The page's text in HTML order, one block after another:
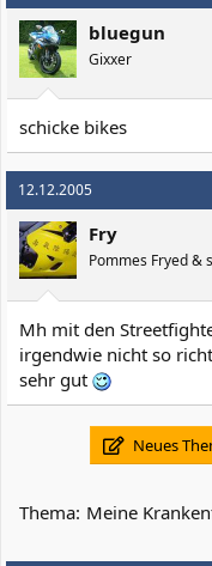
bluegun
Gixxer
schicke bikes
12.12.2005
Fry
Pommes Fryed &
Mh mit den
irgendwie nicht so
sehr gut
Neues
Thema: Meine